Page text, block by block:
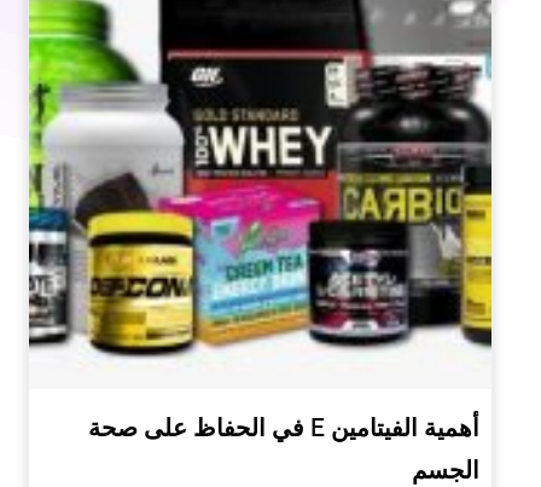
أهمية الفيتامين E في الحفاظ على صحة
الجسم